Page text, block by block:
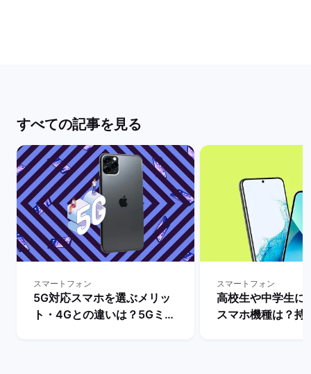
すべての記事を見る
スマートフォン
5G対応スマホを選ぶメリッ
ト・4Gとの違いは？5Gミリ
スマートフォン
高校生や中学生に
スマホ機種は？持